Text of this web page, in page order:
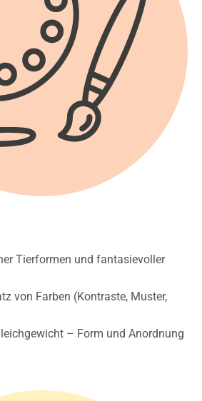
Tierformen und fantasievoller
von Farben (Kontraste, Muster,
– Form und Anordnung